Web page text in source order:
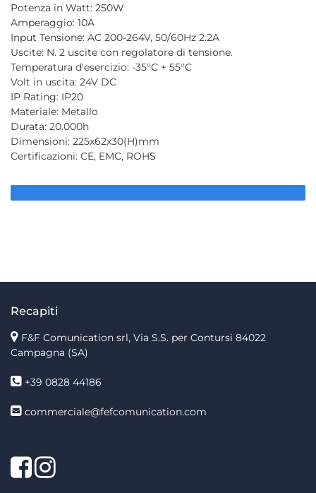
Potenza in Watt: 250W
Amperaggio: 10A
Input Tensione: AC 200-264V, 50/60Hz 2.2A
Uscite: N. 2 uscite con regolatore di tensione.
Temperatura d'esercizio: -35°C + 55°C
Volt in uscita: 24V DC
IP Rating: IP20
Materiale: Metallo
Durata: 20.000h
Dimensioni: 225x62x30(H)mm
Certificazioni: CE, EMC, ROHS
Recapiti
F&F Comunication srl, Via S.S. per Contursi 84022
Campagna (SA)
+39 0828 44186
commerciale@fefcomunication.com
Facebook
Twitter